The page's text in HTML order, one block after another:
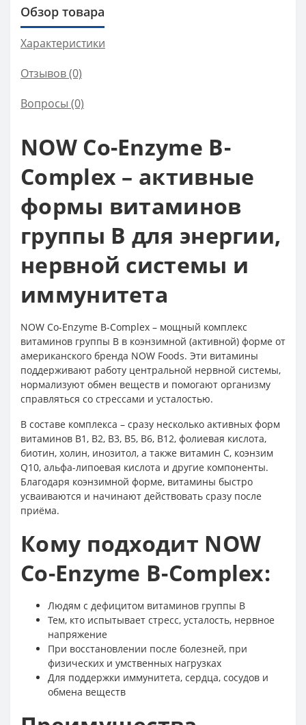
Обзор товара
Характеристики
Отзывов (0)
Вопросы (0)
NOW Co-Enzyme B-
Complex – активные
формы витаминов
группы B для энергии,
нервной системы и
иммунитета
NOW Co-Enzyme B-Complex – мощный комплекс
витаминов группы B в коэнзимной (активной) форме от
американского бренда NOW Foods. Эти витамины
поддерживают работу центральной нервной системы,
нормализуют обмен веществ и помогают организму
справляться со стрессами и усталостью.
В составе комплекса – сразу несколько активных форм
витаминов B1, B2, B3, B5, B6, B12, фолиевая кислота,
биотин, холин, инозитол, а также витамин C, коэнзим
Q10, альфа-липоевая кислота и другие компоненты.
Благодаря коэнзимной форме, витамины быстро
усваиваются и начинают действовать сразу после
приёма.
Кому подходит NOW
Co-Enzyme B-Complex:
Людям с дефицитом витаминов группы B
Тем, кто испытывает стресс, усталость, нервное
напряжение
При восстановлении после болезней, при
физических и умственных нагрузках
Для поддержки иммунитета, сердца, сосудов и
обмена веществ